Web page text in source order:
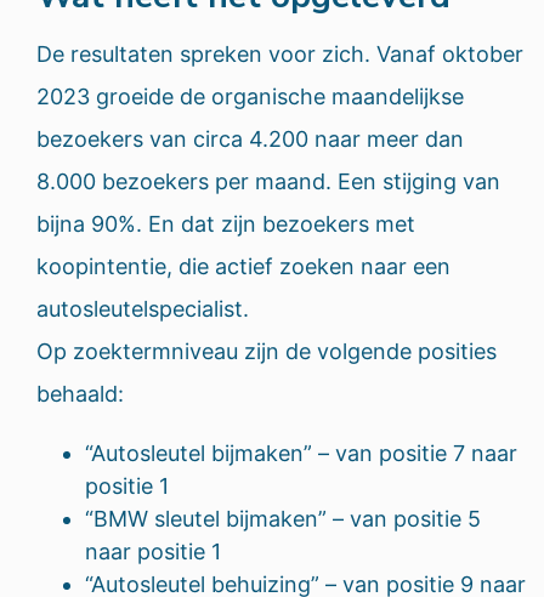
De resultaten spreken voor zich. Vanaf oktober
2023 groeide de organische maandelijkse
bezoekers van circa 4.200 naar meer dan
8.000 bezoekers per maand. Een stijging van
bijna 90%. En dat zijn bezoekers met
koopintentie, die actief zoeken naar een
autosleutelspecialist.
Op zoektermniveau zijn de volgende posities
behaald:
“Autosleutel bijmaken” – van positie 7 naar
positie 1
“BMW sleutel bijmaken” – van positie 5
naar positie 1
“Autosleutel behuizing” – van positie 9 naar